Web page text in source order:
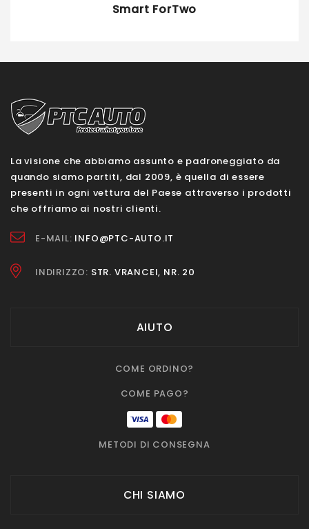
Smart ForTwo
La visione che abbiamo assunto e padroneggiato da
quando siamo partiti, dal 2009, è quella di essere
presenti in ogni vettura del Paese attraverso i prodotti
che offriamo ai nostri clienti.
E-MAIL: INFO@PTC-AUTO.IT
INDIRIZZO: STR. VRANCEI, NR. 20
AIUTO
COME ORDINO?
COME PAGO?
METODI DI CONSEGNA
CHI SIAMO